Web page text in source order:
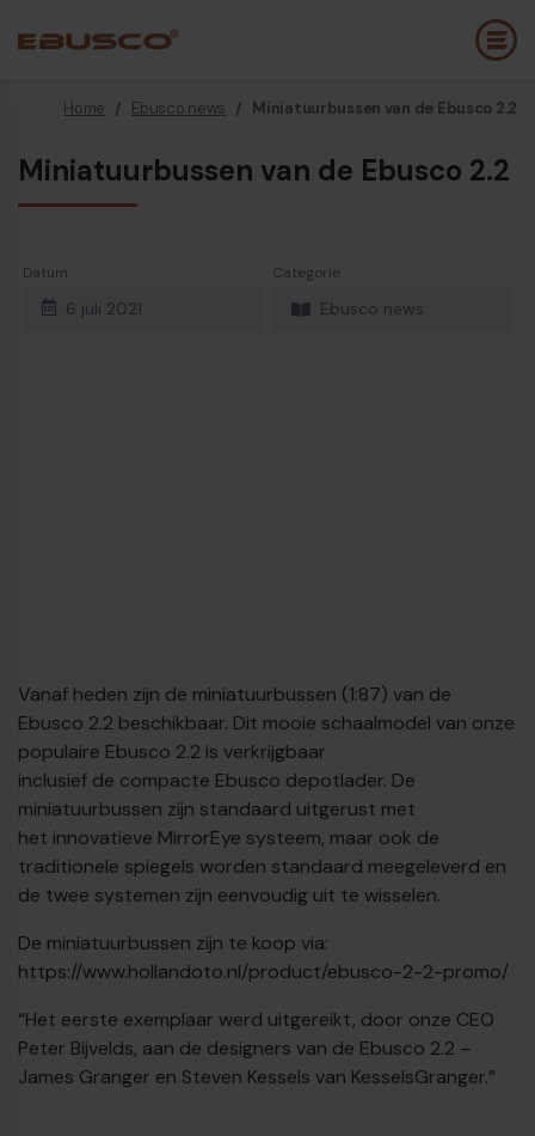
Back (Over ons)
Bedrijfsprofiel
Duurzaamheid
Home / Ebusco news / Miniatuurbussen van de Ebusco 2.2
Miniatuurbussen van de Ebusco 2.2
Datum
6 juli 2021
Categorie
Ebusco news
Vanaf heden zijn de miniatuurbussen (1:87) van de
Ebusco 2.2 beschikbaar. Dit mooie schaalmodel van onze
populaire Ebusco 2.2 is verkrijgbaar
inclusief de compacte Ebusco depotlader. De
miniatuurbussen zijn standaard uitgerust met
het innovatieve MirrorEye systeem, maar ook de
traditionele spiegels worden standaard meegeleverd en
de twee systemen zijn eenvoudig uit te wisselen.
De miniatuurbussen zijn te koop via:
https://www.hollandoto.nl/product/ebusco-2-2-promo/
“Het eerste exemplaar werd uitgereikt, door onze CEO
Peter Bijvelds, aan de designers van de Ebusco 2.2 –
James Granger en Steven Kessels van KesselsGranger.”